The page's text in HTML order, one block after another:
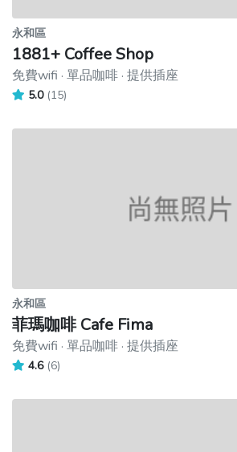
永和區
1881+ Coffee Shop
免費wifi · 單品咖啡 · 提供插座
5.0 (15)
永和區
菲瑪咖啡 Cafe Fima
免費wifi · 單品咖啡 · 提供插座
4.6 (6)